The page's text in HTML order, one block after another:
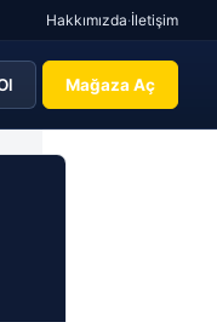
Hakkımızda·İletişim
Mağaza Aç